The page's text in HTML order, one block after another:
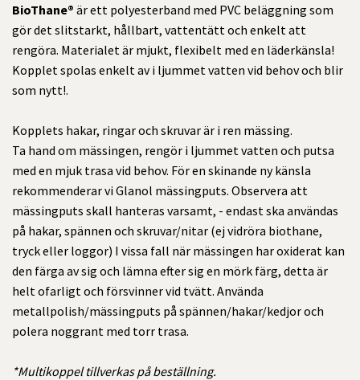
BioThane® är ett polyesterband med PVC beläggning som
gör det slitstarkt, hållbart, vattentätt och enkelt att
rengöra. Materialet är mjukt, flexibelt med en läderkänsla!
Kopplet spolas enkelt av i ljummet vatten vid behov och blir
som nytt!.
Kopplets hakar, ringar och skruvar är i ren mässing.
Ta hand om mässingen, rengör i ljummet vatten och putsa
med en mjuk trasa vid behov. För en skinande ny känsla
rekommenderar vi Glanol mässingputs. Observera att
mässingputs skall hanteras varsamt, - endast ska användas
på hakar, spännen och skruvar/nitar (ej vidröra biothane,
tryck eller loggor) I vissa fall när mässingen har oxiderat kan
den färga av sig och lämna efter sig en mörk färg, detta är
helt ofarligt och försvinner vid tvätt. Använda
metallpolish/mässingputs på spännen/hakar/kedjor och
polera noggrant med torr trasa.
*Multikoppeltillverkas på beställning.